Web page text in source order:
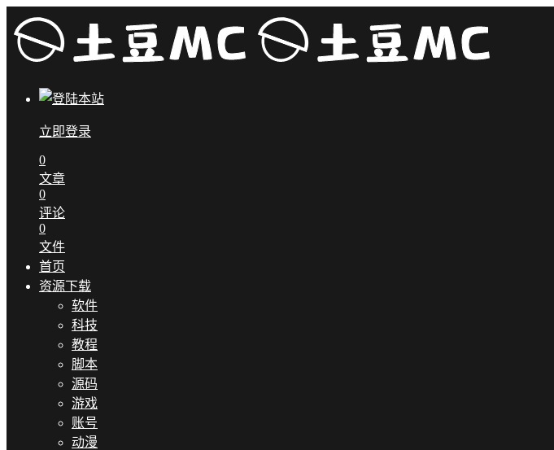
立即登录
0
文章
0
评论
0
文件
首页
资源下载
软件
科技
教程
脚本
源码
游戏
账号
动漫